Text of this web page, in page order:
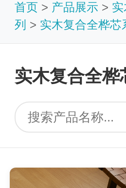
首页 > 产品展示 >
列 > 实木复合全桦芯
实木复合全桦